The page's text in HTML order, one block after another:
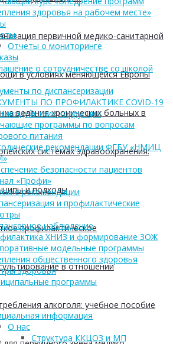
первичной медико-санитарной
в условиях меняющейся Европы
ведения хронических больных в
системах здравоохранения:
и подходы
профилактическое
в отношении
алкоголя: учебное пособие
здоровья на рабочем месте»
Отчеты о мониторинге
о сотрудничестве со школой
по диспансеризации
ПО ПРОФИЛАКТИКЕ COVID-19
коррупции
программы по вопросам
питания
рекомендации ФГБУ «НМИЦ
безопасности пациентов
«Профи»
рекомендации
и профилактические
наблюдение
ХНИЗ и формирование ЗОЖ
модельные программы
общественного здоровья
здоровья
программы
информация
О нас
Структура ККЦОЗ и МП